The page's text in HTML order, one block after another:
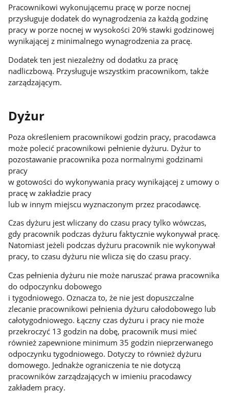
Pracownikowi wykonującemu pracę w porze nocnej
przysługuje dodatek do wynagrodzenia za każdą godzinę
pracy w porze nocnej w wysokości 20% stawki godzinowej
wynikającej z minimalnego wynagrodzenia za pracę.
Dodatek ten jest niezależny od dodatku za pracę
nadliczbową. Przysługuje wszystkim pracownikom, także
zarządzającym.
Dyżur
Poza określeniem pracownikowi godzin pracy, pracodawca
może polecić pracownikowi pełnienie dyżuru. Dyżur to
pozostawanie pracownika poza normalnymi godzinami
pracy
w gotowości do wykonywania pracy wynikającej z umowy o
pracę w zakładzie pracy
lub w innym miejscu wyznaczonym przez pracodawcę.
Czas dyżuru jest wliczany do czasu pracy tylko wówczas,
gdy pracownik podczas dyżuru faktycznie wykonywał pracę.
Natomiast jeżeli podczas dyżuru pracownik nie wykonywał
pracy, to czasu dyżuru nie wlicza się do czasu pracy.
Czas pełnienia dyżuru nie może naruszać prawa pracownika
do odpoczynku dobowego
i tygodniowego. Oznacza to, że nie jest dopuszczalne
zlecanie pracownikowi pełnienia dyżuru całodobowego lub
całotygodniowego. Łączny czas dyżuru i pracy nie może
przekroczyć 13 godzin na dobę, pracownik musi mieć
również zapewnione minimum 35 godzin nieprzerwanego
odpoczynku tygodniowego. Dotyczy to również dyżuru
domowego. Jednakże ograniczenia te nie dotyczą
pracowników zarządzających w imieniu pracodawcy
zakładem pracy.